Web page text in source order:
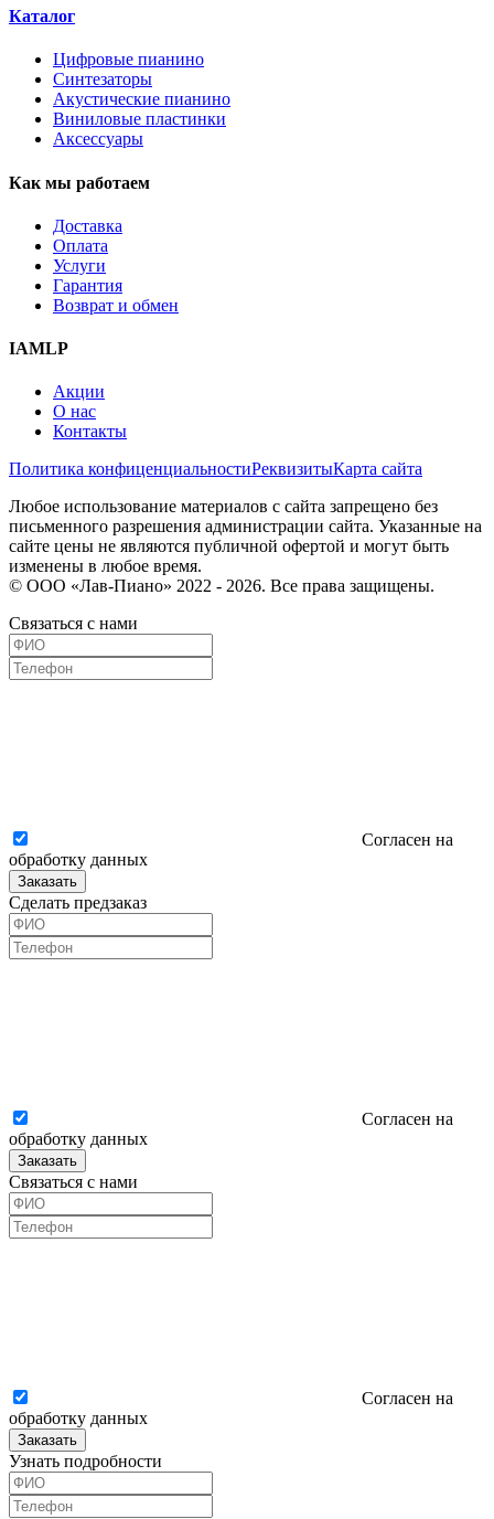
Каталог
Цифровые пианино
Синтезаторы
Акустические пианино
Виниловые пластинки
Аксессуары
Как мы работаем
Доставка
Оплата
Услуги
Гарантия
Возврат и обмен
IAMLP
Акции
О нас
Контакты
Политика конфиценциальностиРеквизитыКарта сайта
Любое использование материалов с сайта запрещено без
письменного разрешения администрации сайта. Указанные на
сайте цены не являются публичной офертой и могут быть
изменены в любое время.
© ООО «Лав-Пиано» 2022 - 2026. Все права защищены.
Связаться с нами
Согласен на
обработку данных
Заказать
Сделать предзаказ
Согласен на
обработку данных
Заказать
Связаться с нами
Согласен на
обработку данных
Заказать
Узнать подробности